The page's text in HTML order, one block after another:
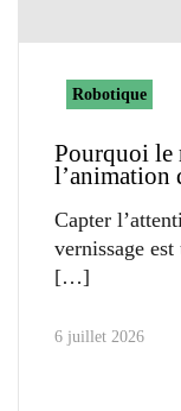
Robotique
Pourquoi le
l’animation
Capter
vernissage
6 juillet 2026